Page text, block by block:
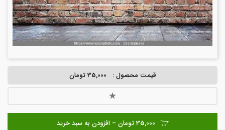
قیمت محصول : 35,000 تومان
35,000 تومان – افزودن به سبد خرید